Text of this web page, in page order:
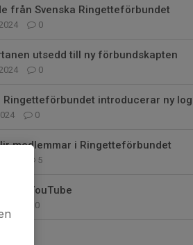
från Svenska Ringetteförbundet
0
utsedd till ny förbundskapten
0
Ringetteförbundet introducerar ny
0
medlemmar i Ringetteförbundet
5
på YouTube
0